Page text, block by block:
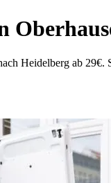
Heidelberg ab